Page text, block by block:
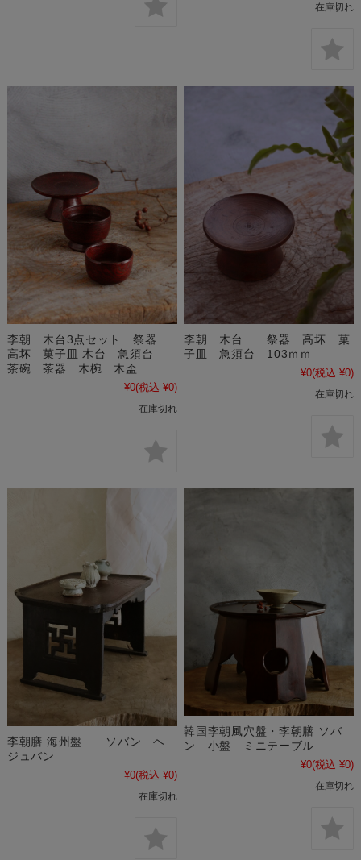
在庫切れ
李朝 木台3点セット 祭器
高坏 菓子皿 木台 急須台
茶碗 茶器 木椀 木盃
¥0(税込 ¥0)
在庫切れ
李朝 木台 祭器 高坏 菓
子皿 急須台 103ｍｍ
¥0(税込 ¥0)
在庫切れ
李朝膳 海州盤 ソバン ヘ
ジュバン
¥0(税込 ¥0)
在庫切れ
韓国李朝風穴盤・李朝膳 ソバ
ン 小盤 ミニテーブル
¥0(税込 ¥0)
在庫切れ